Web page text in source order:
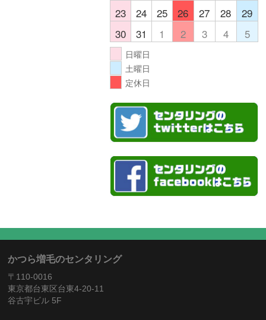
23
24 25 26 27 28
29
30
31 1 2 3 4 5
日曜日
土曜日
定休日
かつら増毛のセンタリング
〒110-0016
東京都台東区台東4-20-11
谷古宇ビル 5F